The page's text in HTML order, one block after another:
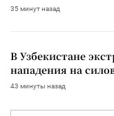
35 минут назад
В Узбекистане
нападения на
43 минуты назад